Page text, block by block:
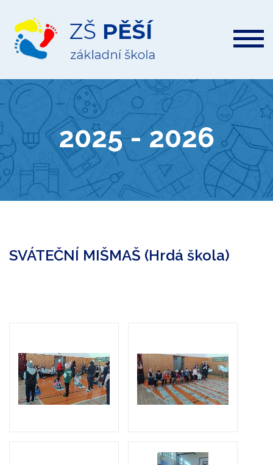
ZŠ
Pěší
2025 - 2026
SVÁTEČNÍ MIŠMAŠ (Hrdá škola)